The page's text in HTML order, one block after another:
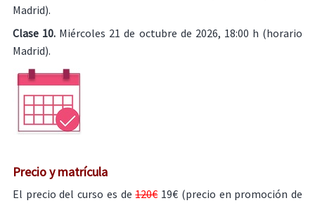
Madrid).
Clase 10. Miércoles 21 de octubre de 2026, 18:00 h (horario
Madrid).
Precio y matrícula
El precio del curso es de120€19€ (precio en promoción de